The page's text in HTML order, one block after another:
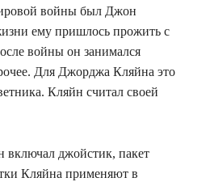
войны был Джон
ему пришлось прожить с
войны он занимался
Для Джорджа Кляйна это
Кляйн считал своей
включал джойстик, пакет
Кляйна применяют в